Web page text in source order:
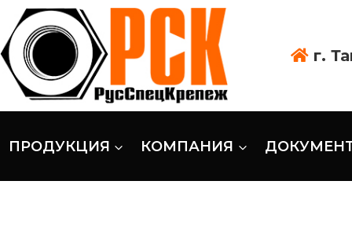
г.
ПРОДУКЦИЯ КОМПАНИЯ